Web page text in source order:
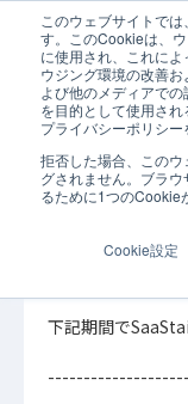
このウェブサイトで
す。このCookieは、
に使用され、これに
ウジング環境の改善
よび他のメディアで
を目的として使用され
プライバシーポリシー
拒否した場合、この
グされません。ブラ
るために1つのCookie
Cookie設定
ホーム お知らせ
2021年05月07日
5/15実施｜
下記期間で